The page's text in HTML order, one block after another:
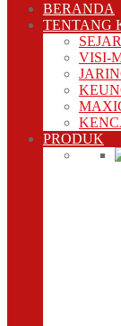
BERANDA
TENTANG
VISI-
PRODUK